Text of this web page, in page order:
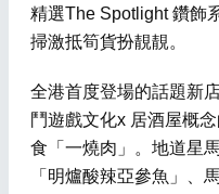
精選The Spotlight 鑽飾
掃激抵筍貨扮靚靚。
全港首度登場的話題新
鬥遊戲文化x 居酒屋概
食「一燒肉」。地道星
「明爐酸辣亞參魚」、